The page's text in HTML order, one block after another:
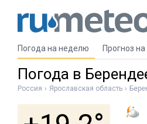
Погода на неделю Прогноз
Погода в
Россия Ярославская область